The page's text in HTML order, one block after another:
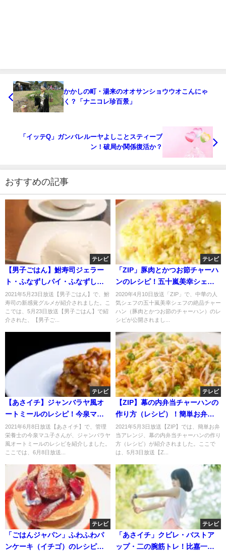
かかしの町・湯来のオオサンショウウオこんにゃ
く？「ナニコレ珍百景」
「イッテQ」ガンバレルーヤよしことスティーブ
ン！破局か関係復活か？
おすすめの記事
テレビ
【男子ごはん】鮒寿司ジェラー
ト・ふなずしパイ・ふなずしケ
ーキのお取り寄せ！5月23日
2021年5月23日放送【男子ごはん】で、鮒
寿司の新感覚グルメが紹介されました。こ
こでは、5月23日放送【男子ごはん】で紹
介された、【男子ご...
テレビ
「ZIP」豚肉とかつお節チャーハ
ンのレシピ！五十嵐美幸シェフ
の絶品チャーハン！
2020年4月10日放送「ZIP」で、中華の人
気シェフの五十嵐美幸シェフの絶品チャー
ハン（豚肉とかつお節のチャーハン）のレ
シピが公開されまし...
テレビ
【あさイチ】ジャンバラヤ風オ
ートミールのレシピ！今泉マユ
子のレンチン料理！6月8日
2021年6月8日放送【あさイチ】で、管理
栄養士の今泉マユ子さんが、ジャンバラヤ
風オートミールのレシピを紹介しました。
ここでは、6月8日放送...
テレビ
【ZIP】幕の内弁当チャーハンの
作り方（レシピ）！簡単お弁当
アレンジ？5月3日
2021年5月3日放送【ZIP】では、簡単お弁
当アレンジ、幕の内弁当チャーハンの作り
方（レシピ）が紹介されました。ここで
は、5月3日放送【Z...
テレビ
「ごはんジャパン」ふわふわパ
ンケーキ（イチゴ）のレシピ！
テレビ
「あさイチ」クビレ・バストア
ップ・二の腕筋トレ！比嘉一雄